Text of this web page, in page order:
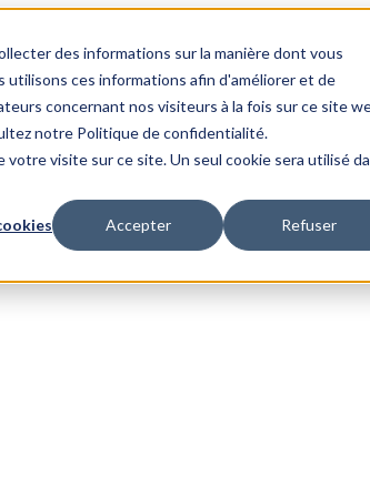
des informations sur la manière dont vous
ces informations afin d'améliorer et de
concernant nos visiteurs à la fois sur ce site
notre Politique de confidentialité.
visite sur ce site. Un seul cookie sera utilisé
Accepter Refuser